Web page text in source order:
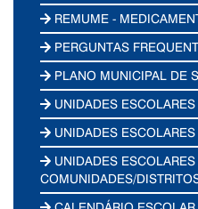
REMUME -
PERGUNTAS
PLANO MUNICIPAL DE
UNIDADES
UNIDADES
UNIDADES ESCOLARES
COMUNIDADES/